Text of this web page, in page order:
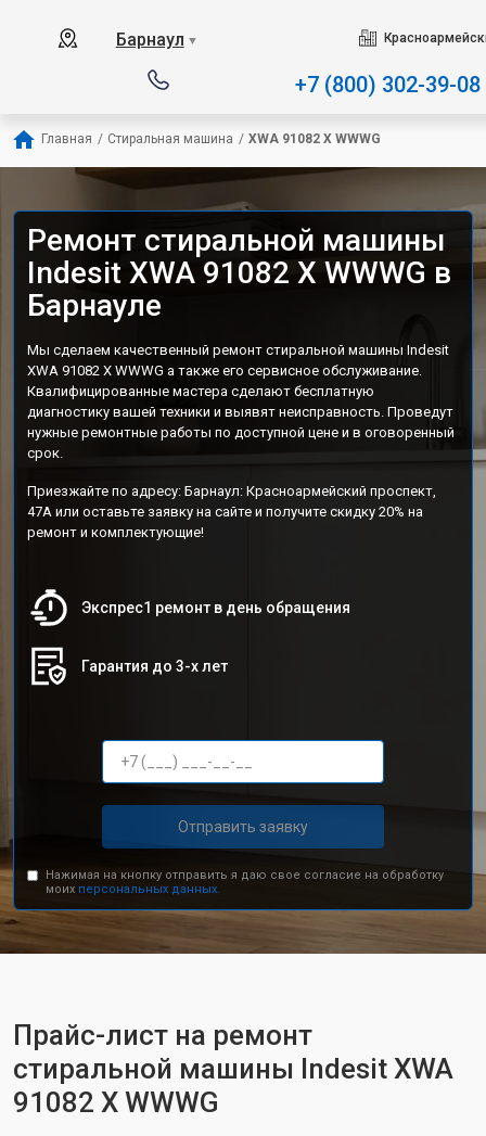
Барнаул ▼
+7 (800) 302-39-08
Главная / Стиральная машина / XWA 91082 X WWWG
Ремонт стиральной машины
Indesit XWA 91082 X WWWG в
Барнауле
Мы сделаем качественный ремонт стиральной машины Indesit
XWA 91082 X WWWG а также его сервисное обслуживание.
Квалифицированные мастера сделают бесплатную
диагностику вашей техники и выявят неисправность. Проведут
нужные ремонтные работы по доступной цене и в оговоренный
срок.
Приезжайте по адресу: Барнаул: Красноармейский проспект,
47А или оставьте заявку на сайте и получите скидку 20% на
ремонт и комплектующие!
Экспрес1 ремонт в день обращения
Гарантия до 3-х лет
Отправить заявку
Нажимая на кнопку отправить я даю свое согласие на обработку
моих персональных данных.
Прайс-лист на ремонт
стиральной машины Indesit XWA
91082 X WWWG